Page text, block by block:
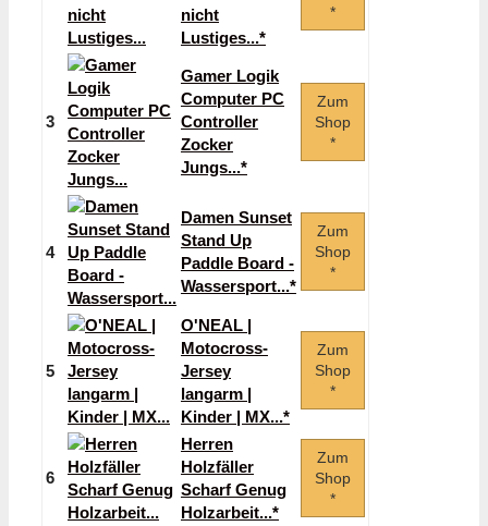
nicht
Lustiges...*
*
3
Gamer Logik
Computer PC
Controller
Zocker
Jungs...*
Zum
Shop
*
4
Damen Sunset
Stand Up
Paddle Board -
Wassersport...*
Zum
Shop
*
5
O'NEAL |
Motocross-
Jersey
langarm |
Kinder | MX...*
Zum
Shop
*
6
Herren
Holzfäller
Scharf Genug
Holzarbeit...*
Zum
Shop
*